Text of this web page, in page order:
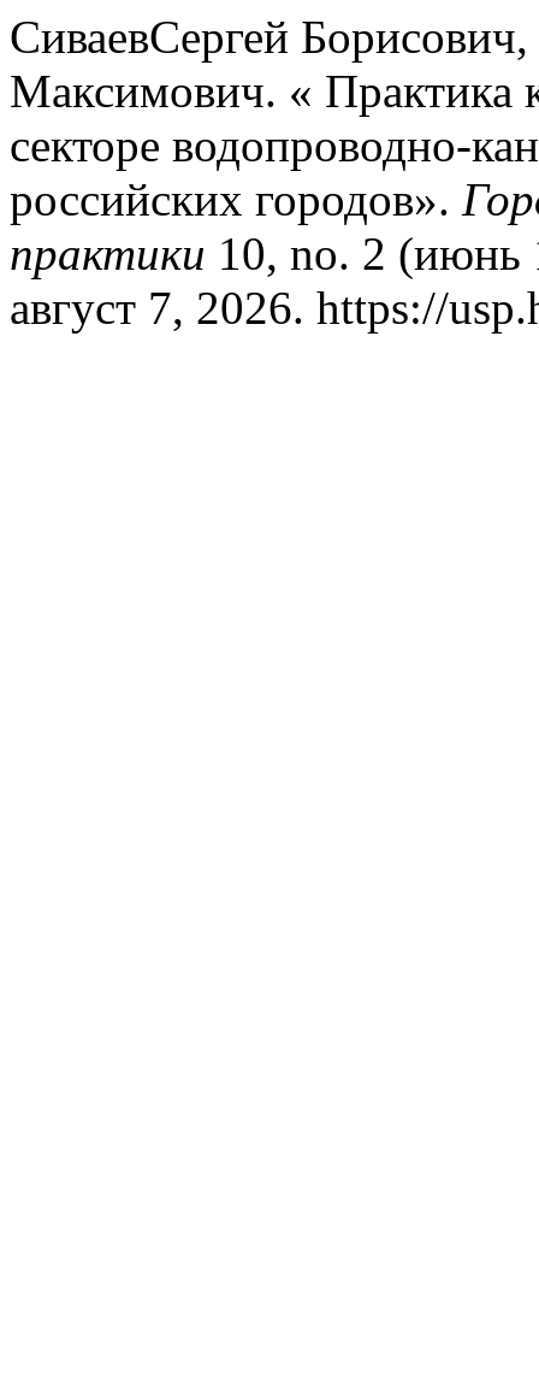
СиваевСергей
Максимович. « Практика
секторе водопроводно-
российских городов».
практики 10, no. 2 (июнь
август 7, 2026. https://